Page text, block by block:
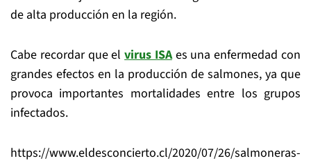
de alta producción en la región.
Cabe recordar que elvirus ISAes una enfermedad con
grandes efectos en la producción de salmones, ya que
provoca importantes mortalidades entre los grupos
infectados.
https://www.eldesconcierto.cl/2020/07/26/salmoneras-